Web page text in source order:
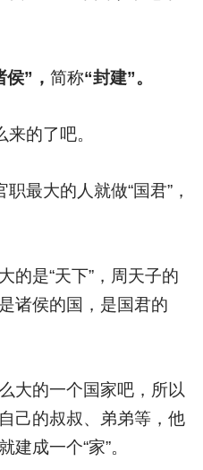
”， 简称“封建”。
的了吧。
最大的人就做“国君”，
的是“天下”，周天子的
诸侯的国，是国君的
大的一个国家吧，所以
己的叔叔、弟弟等，他
成一个“家”。